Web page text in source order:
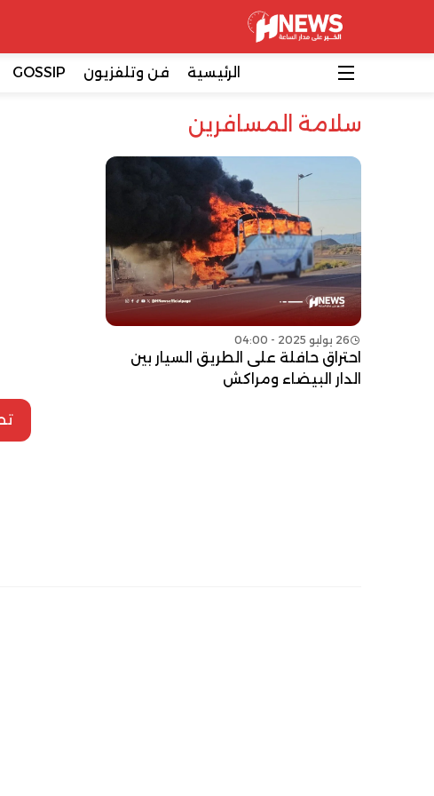
الرئيسية فن وتلفزيون GOSSIP
سلامة المسافرين
26 يوليو 2025 - 04:00
احتراق حافلة على الطريق السيار بين
الدار البيضاء ومراكش